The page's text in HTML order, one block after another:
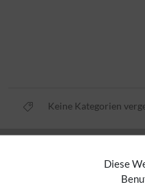
Diese
Keine Kategorien